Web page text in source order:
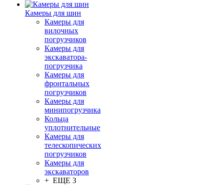
Камеры для шин
Камеры для
вилочных
погрузчиков
Камеры для
экскаватора-
погрузчика
Камеры для
фронтальных
погрузчиков
Камеры для
минипогрузчика
Кольца
уплотнительные
Камеры для
телескопических
погрузчиков
Камеры для
экскаваторов
+ ЕЩЕ 3